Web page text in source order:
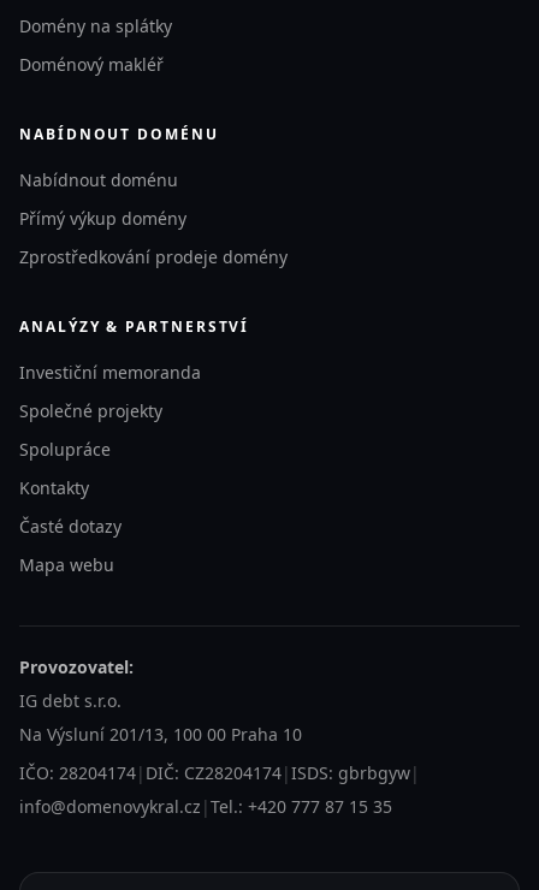
Domény na splátky
Doménový makléř
NABÍDNOUT DOMÉNU
Nabídnout doménu
Přímý výkup domény
Zprostředkování prodeje domény
ANALÝZY & PARTNERSTVÍ
Investiční memoranda
Společné projekty
Spolupráce
Kontakty
Časté dotazy
Mapa webu
Provozovatel:
IG debt s.r.o.
Na Výsluní 201/13, 100 00 Praha 10
IČO: 28204174| DIČ: CZ28204174| ISDS: gbrbgyw|
info@domenovykral.cz | Tel.: +420 777 87 15 35